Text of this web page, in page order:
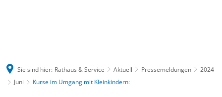
Sie sind hier: Rathaus & Service Aktuell Pressemeldungen
2024
Juni
Kurse im Umgang mit Kleinkindern: